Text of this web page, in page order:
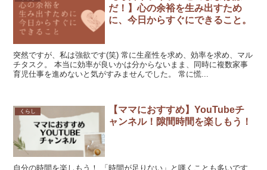
だ！】心の余裕を生み出すため
に、今日からすぐにできること。
突然ですが、私は強欲です(笑) 常に生産性を求め、効率を求め、マル
チタスク。 本当に効率が良いかは分からないまま、同時に複数家事
育児仕事を進めないと気がすみませんでした。 常に慌...
くらし
【ママにおすすめ】YouTubeチ
ャンネル！隙間時間を楽しもう！
自分の時間を楽しもう！ 「時間が足りない」と嘆くことも多いです